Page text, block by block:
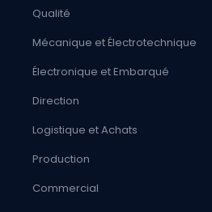
Qualité
Mécanique et Électrotechnique
Électronique et Embarqué
Direction
Logistique et Achats
Production
Commercial